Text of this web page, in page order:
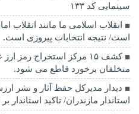
سینمایی کد ۱۳۳
انقلاب اسلامی ما مانند انقلاب
است/ نتیجه انتخابات پیروزی است.
کشف ۱۵ مرکز استخراج رمز
متخلفان برخورد قاطع می شود.
دیدار مدیرکل حفظ آثار و نشر
استاندار مازندران/ تاکید استاندار